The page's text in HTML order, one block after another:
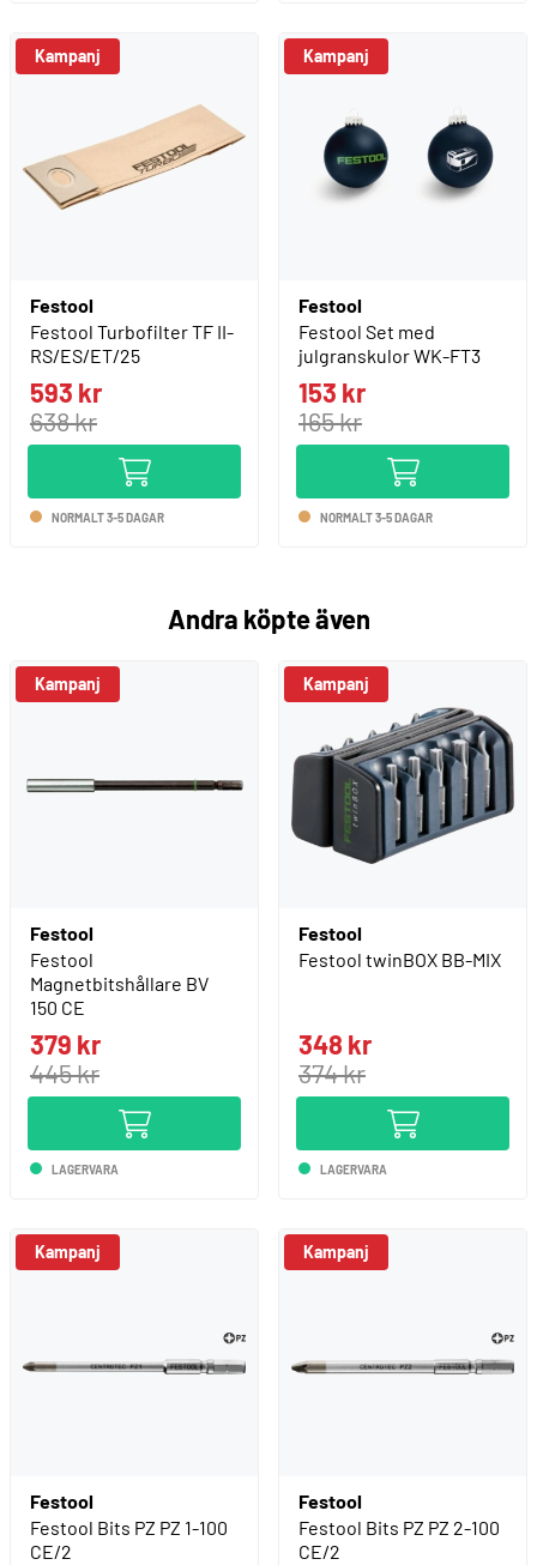
Kampanj
Festool
Festool Turbofilter TF II-
RS/ES/ET/25
593 kr
638 kr
NORMALT 3-5 DAGAR
Kampanj
Festool
Festool Set med
julgranskulor WK-FT3
153 kr
165 kr
NORMALT 3-5 DAGAR
Andra köpte även
Festool
Festool
Magnetbitshållare BV
150 CE
379 kr
445 kr
LAGERVARA
Kampanj
Festool
Festool twinBOX BB-MIX
348 kr
374 kr
LAGERVARA
Kampanj
Festool
Festool Bits PZ PZ 1-100
CE/2
Kampanj
Festool
Festool Bits PZ PZ 2-100
CE/2